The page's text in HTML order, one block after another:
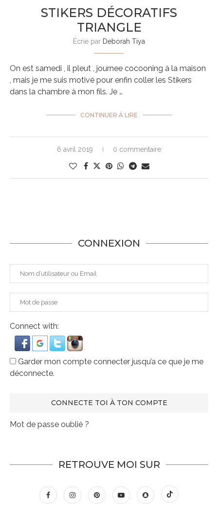
STIKERS DÉCORATIFS
TRIANGLE
Écrie par Deborah Tiya
On est samedi , il pleut , journee cocooning à la maison
, mais je me suis motivé pour enfin coller les Stikers
dans la chambre à mon fils. Je …
CONTINUER À LIRE
6 avril 2019 0 commentaire
CONNEXION
Connect with:
Garder mon compte connecter jusqu’a ce que je me
déconnecte.
Mot de passe oublié ?
RETROUVE MOI SUR